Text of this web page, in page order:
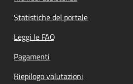
Statistiche del portale
Leggi le FAQ
Pagamenti
Riepilogo valutazioni